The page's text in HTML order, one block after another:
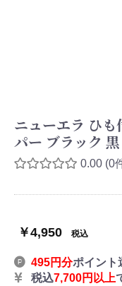
ニューエラ ひも
パー ブラック 黒
0.00 (0
￥4,950 税込
495円分ポイント
税込7,700円以上